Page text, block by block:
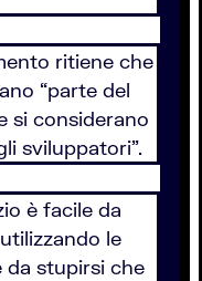
ritiene che
“parte del
si considerano
sviluppatori”.
è facile da
le
da stupirsi che